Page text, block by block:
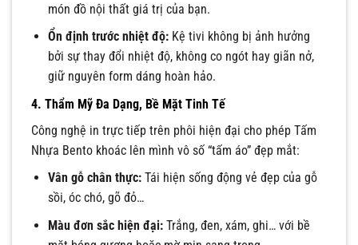
món đồ nội thất giá trị của bạn.
Ổn định trước nhiệt độ:Kệ tivi không bị ảnh hưởng
bởi sự thay đổi nhiệt độ, không co ngót hay giãn nở,
giữ nguyên form dáng hoàn hảo.
4. Thẩm Mỹ Đa Dạng, Bề Mặt Tinh Tế
Công nghệ in trực tiếp trên phôi hiện đại cho phép Tấm
Nhựa Bento khoác lên mình vô số “tấm áo” đẹp mắt:
Vân gỗ chân thực:Tái hiện sống động vẻ đẹp của gỗ
sồi, óc chó, gõ đỏ…
Màu đơn sắc hiện đại:Trắng, đen, xám, ghi… với bề